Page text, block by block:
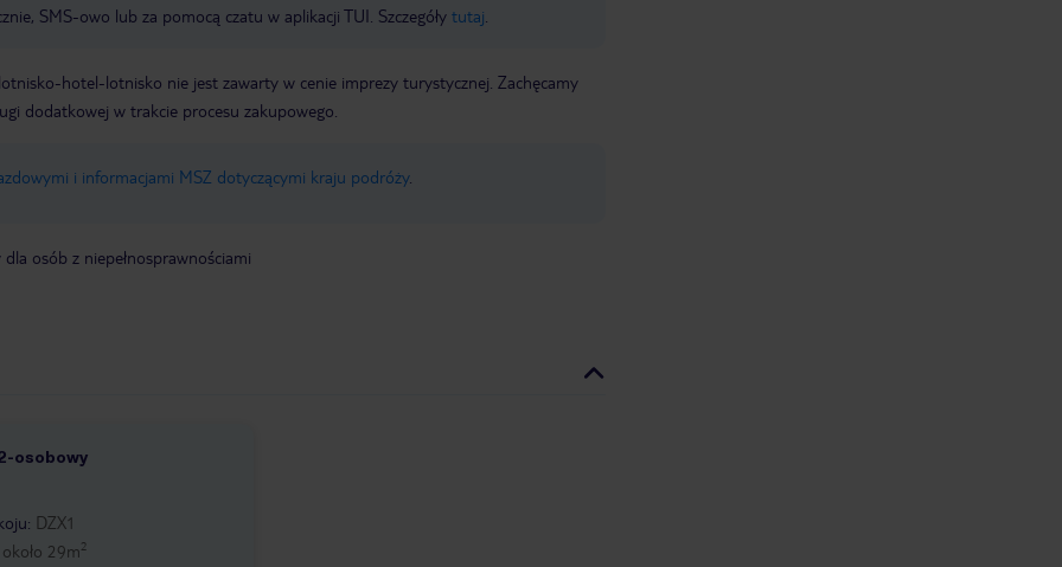
SMS-owo lub za pomocą czatu w aplikacji TUI. Szczegóły tutaj
hotel-lotnisko nie jest zawarty w cenie imprezy turystycznej. Zachęcamy
dodatkowej w trakcie procesu zakupowego.
i informacjami MSZ dotyczącymi kraju podróży.
osób z niepełnosprawnościami
osobowy
: DZX1
około 29m2